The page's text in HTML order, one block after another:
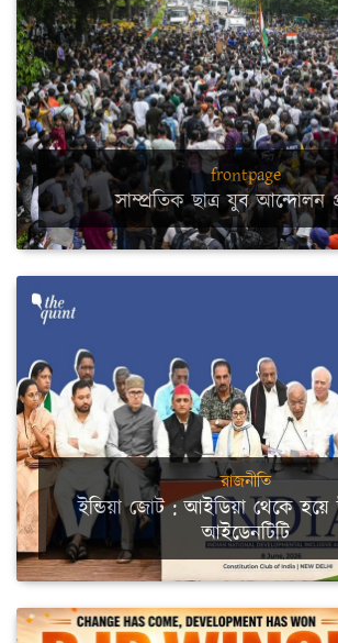
frontpage
সাম্প্রতিক ছাত্র যুব আন্দোলন
রাজনীতি
ইন্ডিয়া জোট : আইডিয়া থেকে
আইডেনটিটি